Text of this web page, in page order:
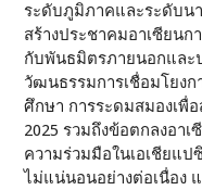
ระดับภูมิภาคและระดับน
สร้างประชาคมอาเซียนก
กับพันธมิตรภายนอกและ
วัฒนธรรมการเชื่อมโยง
ศึกษา การระดมสมองเพื่
2025 รวมถึงข้อตกลงอา
ความร่วมมือในเอเชียแ
ไม่แน่นอนอย่างต่อเนื่อง